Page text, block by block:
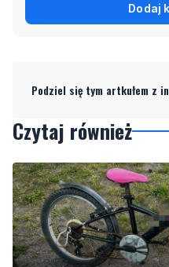
Dodaj
Podziel się tym artkułem z
Czytaj również